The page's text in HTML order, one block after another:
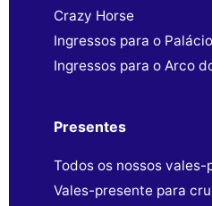
Crazy Horse
Ingressos para o
Ingressos para o Arco
Presentes
Todos os nossos vales-
Vales-presente para